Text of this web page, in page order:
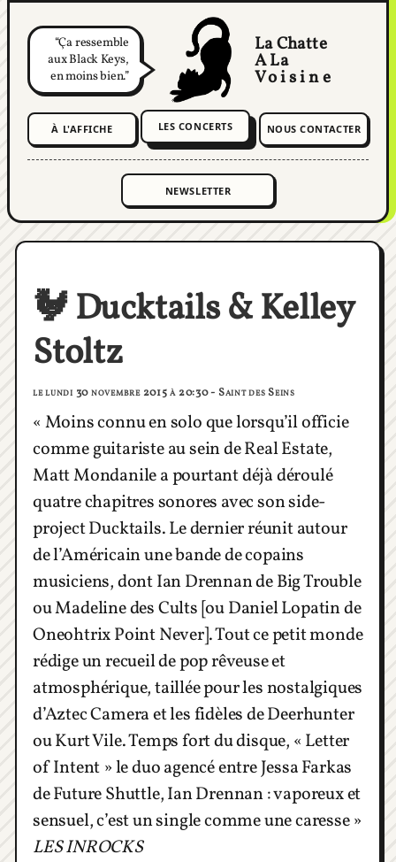
Ça ressemble
aux Black Keys,
en moins bien.
La Chatte
A La
Voisine
À L'AFFICHE LES CONCERTS NOUS CONTACTER
🐓 Ducktails & Kelley
Stoltz
le lundi 30 novembre 2015 à 20:30 - Saint des Seins
« Moins connu en solo que lorsqu’il officie
comme guitariste au sein de Real Estate,
Matt Mondanile a pourtant déjà déroulé
quatre chapitres sonores avec son side-
project Ducktails. Le dernier réunit autour
de l’Américain une bande de copains
musiciens, dont Ian Drennan de Big Trouble
ou Madeline des Cults [ou Daniel Lopatin de
Oneohtrix Point Never]. Tout ce petit monde
rédige un recueil de pop rêveuse et
atmosphérique, taillée pour les nostalgiques
d’Aztec Camera et les fidèles de Deerhunter
ou Kurt Vile. Temps fort du disque, « Letter
of Intent » le duo agencé entre Jessa Farkas
de Future Shuttle, Ian Drennan : vaporeux et
sensuel, c’est un single comme une caresse »
LES INROCKS